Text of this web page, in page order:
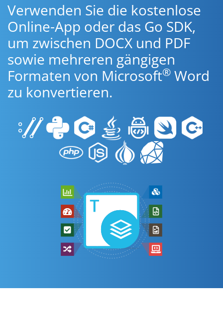
Verwenden Sie die kostenlose
Online-App oder das Go SDK,
um zwischen DOCX und PDF
sowie mehreren gängigen
Formaten von Microsoft® Word
zu konvertieren.